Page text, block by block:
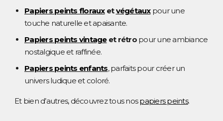
Papiers peints florauxetvégétauxpour une
touche naturelle et apaisante.
Papiers peints vintageet rétropour une ambiance
nostalgique et raffinée.
Papiers peints enfants, parfaits pour créer un
univers ludique et coloré.
Et bien d’autres, découvrez tous nospapiers peints.